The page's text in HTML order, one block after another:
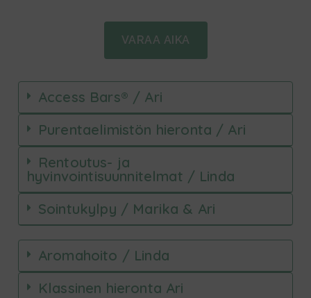
VARAA AIKA
Access Bars® / Ari
Purentaelimistön hieronta / Ari
Rentoutus- ja
hyvinvointisuunnitelmat / Linda
Sointukylpy / Marika & Ari
Aromahoito / Linda
Klassinen hieronta Ari